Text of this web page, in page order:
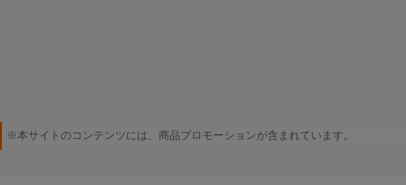
※本サイトのコンテンツには、商品プロモーションが含まれています。